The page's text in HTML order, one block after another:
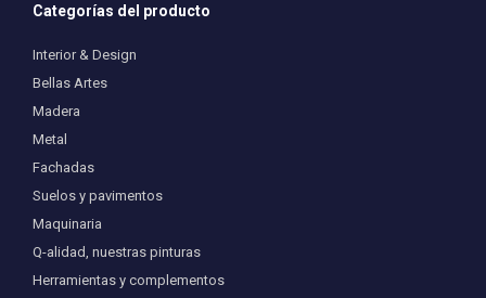
Categorías del producto
Interior & Design
Bellas Artes
Madera
Metal
Fachadas
Suelos y pavimentos
Maquinaria
Q-alidad, nuestras pinturas
Herramientas y complementos